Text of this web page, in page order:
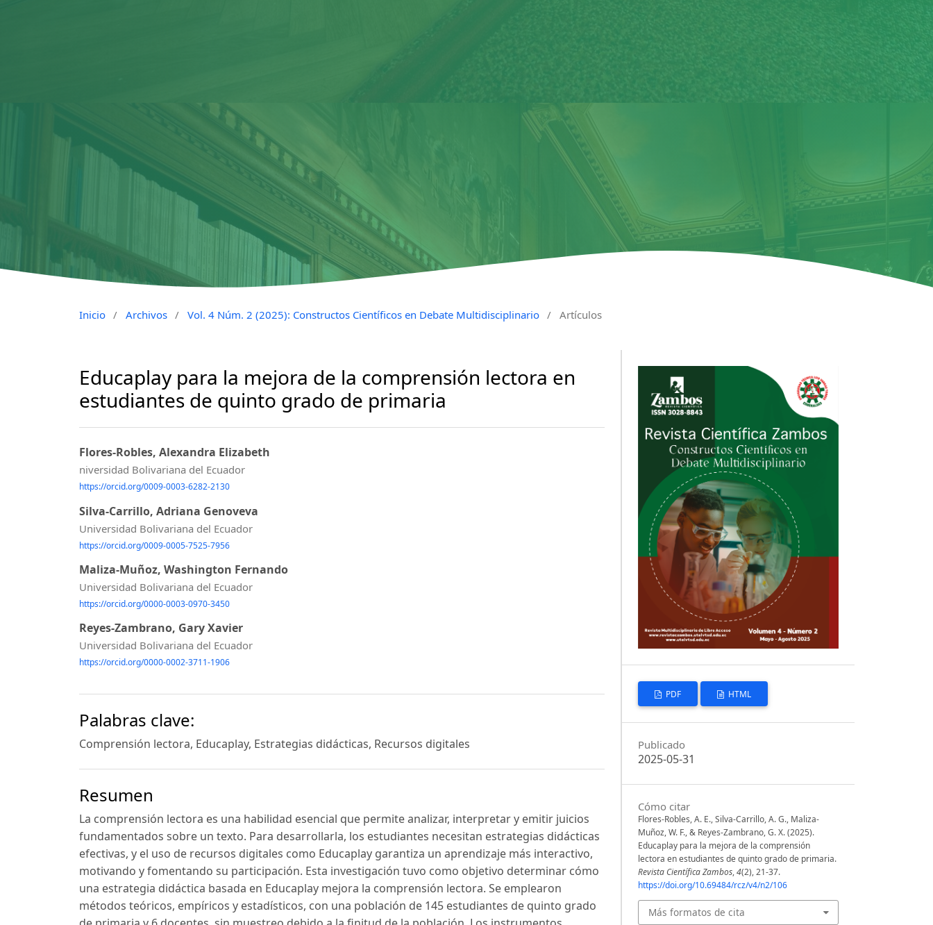
Inicio / Archivos / Vol. 4 Núm. 2 (2025): Constructos Científicos en Debate Multidisciplinario / Artículos
Educaplay para la mejora de la comprensión lectora en
estudiantes de quinto grado de primaria
Flores-Robles, Alexandra Elizabeth
niversidad Bolivariana del Ecuador
https://orcid.org/0009-0003-6282-2130
Silva-Carrillo, Adriana Genoveva
Universidad Bolivariana del Ecuador
https://orcid.org/0009-0005-7525-7956
Maliza-Muñoz, Washington Fernando
Universidad Bolivariana del Ecuador
https://orcid.org/0000-0003-0970-3450
Reyes-Zambrano, Gary Xavier
Universidad Bolivariana del Ecuador
https://orcid.org/0000-0002-3711-1906
Palabras clave:
Comprensión lectora, Educaplay, Estrategias didácticas, Recursos digitales
Resumen
La comprensión lectora es una habilidad esencial que permite analizar, interpretar y emitir juicios
fundamentados sobre un texto. Para desarrollarla, los estudiantes necesitan estrategias didácticas
efectivas, y el uso de recursos digitales como Educaplay garantiza un aprendizaje más interactivo,
motivando y fomentando su participación. Esta investigación tuvo como objetivo determinar cómo
una estrategia didáctica basada en Educaplay mejora la comprensión lectora. Se emplearon
métodos teóricos, empíricos y estadísticos, con una población de 145 estudiantes de quinto grado
PDF HTML
Publicado
2025-05-31
Cómo citar
Flores-Robles, A. E., Silva-Carrillo, A. G., Maliza-
Muñoz, W. F., & Reyes-Zambrano, G. X. (2025).
Educaplay para la mejora de la comprensión
lectora en estudiantes de quinto grado de primaria.
Revista Científica Zambos,4(2), 21-37.
https://doi.org/10.69484/rcz/v4/n2/106
Más formatos de cita